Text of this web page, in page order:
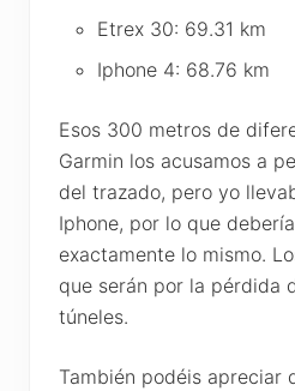
Etrex 30: 69.31 km
Iphone 4: 68.76 km
Esos 300 metros de
Garmin los acusamos a
del trazado, pero yo
Iphone, por lo que
exactamente lo mismo.
que serán por la pérdida
túneles.
También podéis apreciar